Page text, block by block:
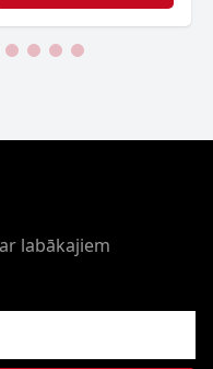
labākajiem